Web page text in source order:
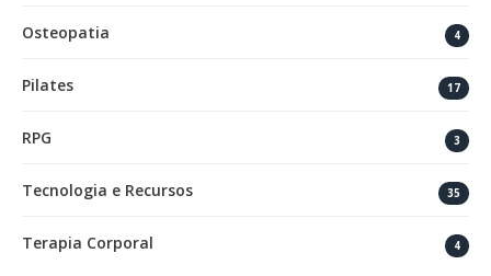
Osteopatia 4
Pilates 17
RPG 3
Tecnologia e Recursos 35
Terapia Corporal 4